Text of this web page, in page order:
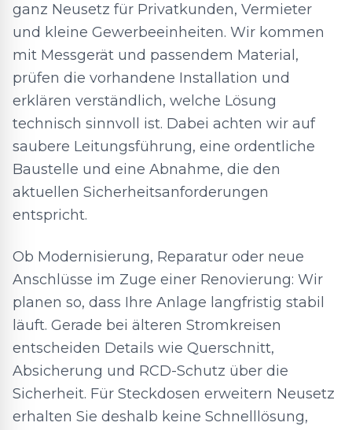
ganz Neusetz für Privatkunden, Vermieter
und kleine Gewerbeeinheiten. Wir kommen
mit Messgerät und passendem Material,
prüfen die vorhandene Installation und
erklären verständlich, welche Lösung
technisch sinnvoll ist. Dabei achten wir auf
saubere Leitungsführung, eine ordentliche
Baustelle und eine Abnahme, die den
aktuellen Sicherheitsanforderungen
entspricht.
Ob Modernisierung, Reparatur oder neue
Anschlüsse im Zuge einer Renovierung: Wir
planen so, dass Ihre Anlage langfristig stabil
läuft. Gerade bei älteren Stromkreisen
entscheiden Details wie Querschnitt,
Absicherung und RCD-Schutz über die
Sicherheit. Für Steckdosen erweitern Neusetz
erhalten Sie deshalb keine Schnelllösung,